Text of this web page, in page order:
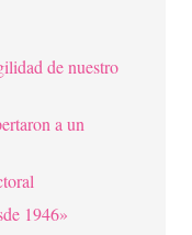
de nuestro
a un
1946»